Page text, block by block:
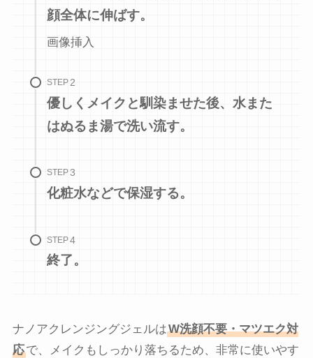
顔全体に伸ばす。
画像挿入
STEP
優しくメイクと馴染ませた後、水また
はぬるま湯で洗い流す。
STEP
化粧水などで保湿する。
STEP
終了。
ナノアクレンジングジェルはW洗顔不要・マツエク対
応で、メイクもしっかり落ちるため、非常に使いやす